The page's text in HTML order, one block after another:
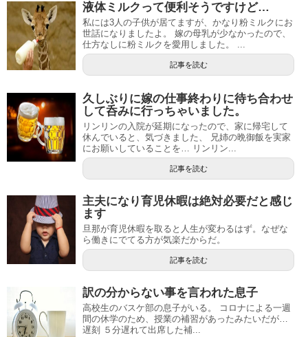
液体ミルクって便利そうですけど…
私には3人の子供が居てますが、かなり粉ミルクにお
世話になりましたよ。 嫁の母乳が少なかったので、
仕方なしに粉ミルクを愛用しました。 ...
記事を読む
久しぶりに嫁の仕事終わりに待ち合わせ
して呑みに行っちゃいました。
リンリンの入院が延期になったので、家に帰宅して
休んでいると、気づきました、 兄姉の晩御飯を実家
にお願いしていることを… リンリン...
記事を読む
主夫になり育児休暇は絶対必要だと感じ
ます
旦那が育児休暇を取ると人生が変わるはず。なぜな
ら働きにでてる方が気楽だからだ。
記事を読む
訳の分からない事を言われた息子
高校生のバスケ部の息子がいる。 コロナによる一週
間の休学のため、授業の補習があったみたいだが…
遅刻 ５分遅れて出席した補...